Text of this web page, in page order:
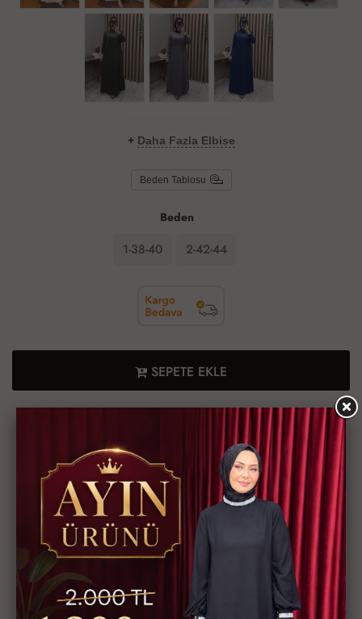
+ Daha Fazla Elbise
Beden Tablosu
Beden
1-38-40 2-42-44
SEPETE EKLE
En geç 10 Ağustos, 2026 Pazartesi günü kargoda.
Ürün Bilgileri
Ödeme Bilgileri
Müşteri Yorumları
Teslimat Bilgileri
Ürün Düşük Omuzdur
Ürün Boğazdan Bağlamalıdır
Ürün Balon Kol ve Fırfır Detaylıdır
Ürüne Ait İnce İp Kemer Mevcuttur
Ürün Astarlıdır